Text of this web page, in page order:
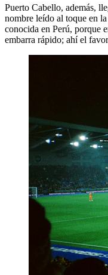
Puerto Cabello, además,
nombre leído al toque en
conocida en Perú, porque
embarra rápido; ahí el